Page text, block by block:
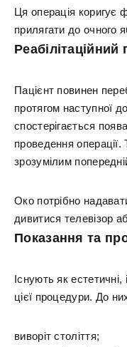
Ця операція коригує
прилягати до очного
Реабілітаційний
Пацієнт повинен
протягом наступної
спостерігається
проведення операції.
зрозумілим
Око потрібно
дивитися телевізор
Показання та
Існують як
цієї процедури. До
виворіт століття;